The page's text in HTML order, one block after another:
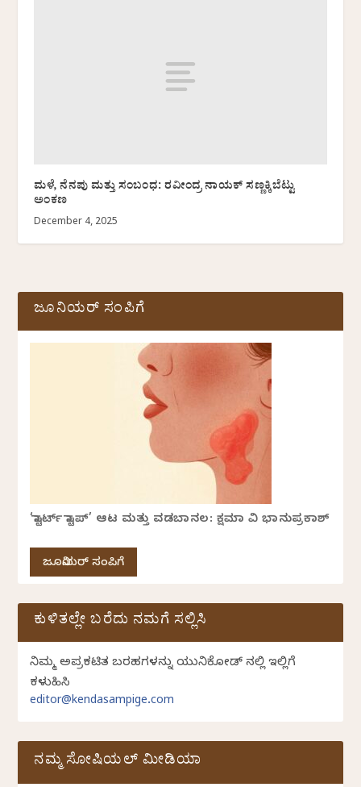
ಮಳೆ, ನೆನಪು ಮತ್ತು ಸಂಬಂಧ: ರವೀಂದ್ರ ನಾಯಕ್ ಸಣ್ಣಕ್ಕಿಬೆಟ್ಟು
ಅಂಕಣ
December 4, 2025
ಜೂನಿಯರ್ ಸಂಪಿಗೆ
‘ಸ್ಟಾರ್ಟ್ ಸ್ಟಾಪ್’ ಆಟ ಮತ್ತು ವಡಬಾನಲ: ಕ್ಷಮಾ ವಿ ಭಾನುಪ್ರಕಾಶ್
ಜೂನಿಯರ್ ಸಂಪಿಗೆ
ಕುಳಿತಲ್ಲೇ ಬರೆದು ನಮಗೆ ಸಲ್ಲಿಸಿ
ನಿಮ್ಮ ಅಪ್ರಕಟಿತ ಬರಹಗಳನ್ನು ಯುನಿಕೋಡ್ ನಲ್ಲಿ ಇಲ್ಲಿಗೆ
ಕಳುಹಿಸಿ
editor@kendasampige.com
ನಮ್ಮ ಸೋಷಿಯಲ್‌ ಮೀಡಿಯಾ